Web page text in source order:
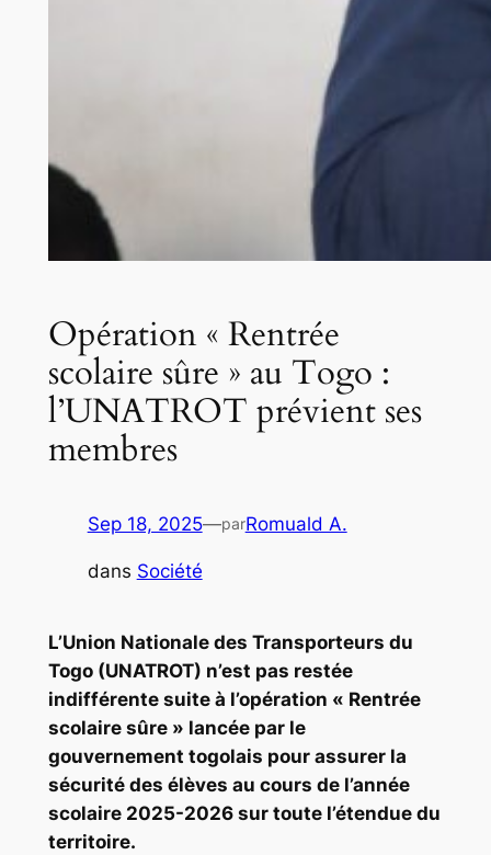
Opération « Rentrée
scolaire sûre » au Togo :
l’UNATROT prévient ses
membres
Sep 18, 2025—parRomuald A.
dans Société
L’Union Nationale des Transporteurs du
Togo (UNATROT) n’est pas restée
indifférente suite à l’opération « Rentrée
scolaire sûre » lancée par le
gouvernement togolais pour assurer la
sécurité des élèves au cours de l’année
scolaire 2025-2026 sur toute l’étendue du
territoire.